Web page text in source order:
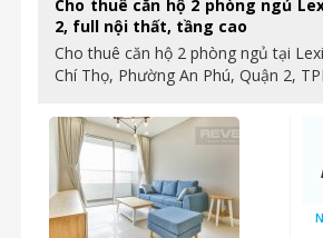
Cho thuê căn hộ 2 phòng ngủ
2, full nội thất, tầng cao
Cho thuê căn hộ 2 phòng ngủ tại
Chí Thọ, Phường An Phú, Quận 2,